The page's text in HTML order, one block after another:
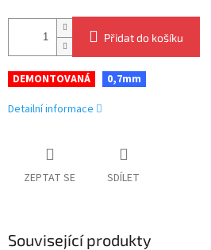
Přidat do košíku
DEMONTOVANÁ
0,7mm
Detailní informace
ZEPTAT SE SDÍLET
Související produkty